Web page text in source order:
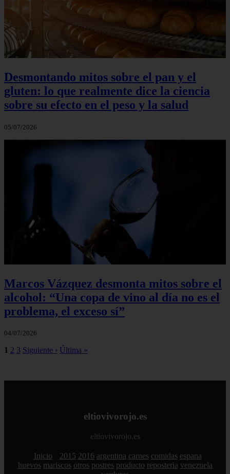
Desmontando mitos sobre el pan y el
gluten: lo que realmente dice la ciencia
sobre su efecto en el peso y la salud
05/07/2026
Marcos Vázquez desmonta mitos sobre el
alcohol: “Una copa de vino al día no es el
problema, el exceso sí”
04/07/2026
1 2 3 Siguiente › Última »
eltiovivorojo.es
eltiovivorojo.es
Inicio 2015 2016 argentina carnes comidas espana
huevos mariscos otros postres producto reposteria venezuela